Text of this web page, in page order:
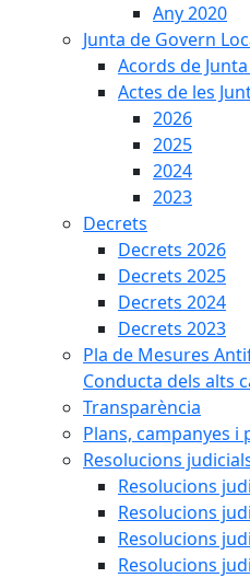
Any 2020
Junta de Govern
Acords de
Actes de les
2026
2025
2024
2023
Decrets
Decrets 2026
Decrets 2025
Decrets 2024
Decrets 2023
Pla de Mesures
Conducta dels alts
Transparència
Plans, campanyes i
Resolucions
Resolucions
Resolucions
Resolucions
Resolucions